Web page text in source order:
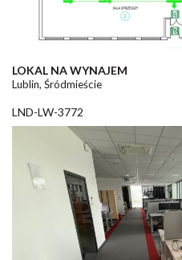
LOKAL NA WYNAJEM
Lublin, Śródmieście
LND-LW-3772